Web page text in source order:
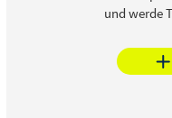
und werde